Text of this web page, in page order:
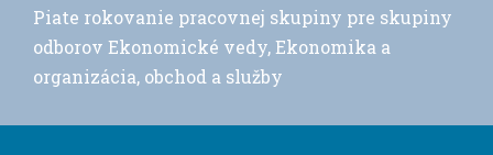
Next
post:
Piate rokovanie pracovnej skupiny pre skupiny
odborov Ekonomické vedy, Ekonomika a
organizácia, obchod a služby